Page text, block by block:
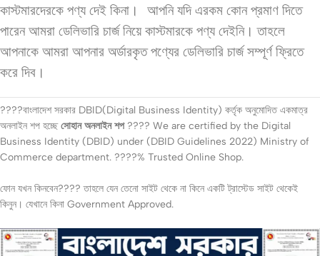
কাস্টমারদেরকে পণ্য দেই কিনা।
আপনি যদি এরকম কোন প্রমাণ দিতে
পারেন আমরা ডেলিভারি চার্জ নিয়ে কাস্টমারকে পণ্য দেইনি। তাহলে
আপনাকে আমরা আপনার অর্ডারকৃত পণ্যের ডেলিভারি চার্জ সম্পূর্ণ ফ্রিতে
করে দিব।
????বাংলাদেশ সরকার DBID(Digital Business Identity) কর্তৃক অনুমোদিত একমাত্র
অনলাইন শপ হচ্ছেসোহান অনলাইন শপ ???? We are certified by the Digital
Business Identity (DBID) under (DBID Guidelines 2022) Ministry of
Commerce department. ????% Trusted Online Shop.
ফোন যখন কিনবেন???? তাহলে যেন তেনো সাইট থেকে না কিনে একটি ট্রাস্টেড সাইট থেকেই
কিনুন। যেখানে কিনা Government Approved.